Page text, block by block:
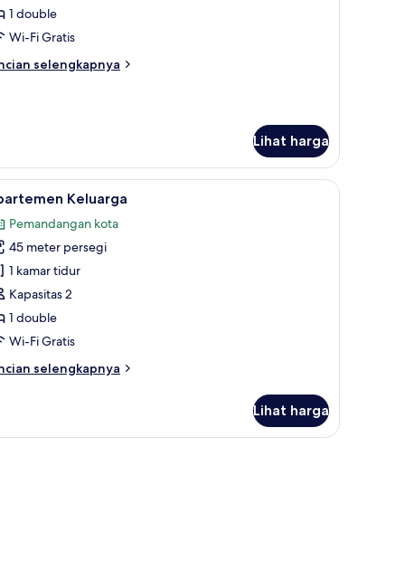
1 double
Wi-Fi Gratis
selengkapnya
Lihat harga
kerja ramah laptop, dan setrika/meja setrikaApartemen Keluarga | Meja kerja, ruang
12 Keluarga
Pemandangan kota
45 meter persegi
1 kamar tidur
Kapasitas 2
1 double
Wi-Fi Gratis
selengkapnya
Lihat harga